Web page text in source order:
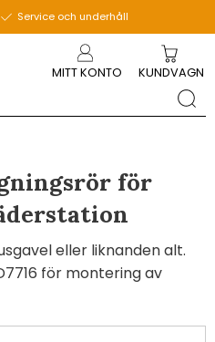
Service och underhåll
MITT KONTO KUNDVAGN
för
eller liknanden alt.
för montering av